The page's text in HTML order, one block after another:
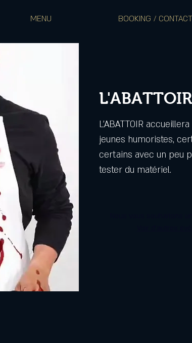
MENU BOOKING / CONTACT
L'ABATTOIR
jeunes humoristes,
certains avec un peu
tester du matériel.